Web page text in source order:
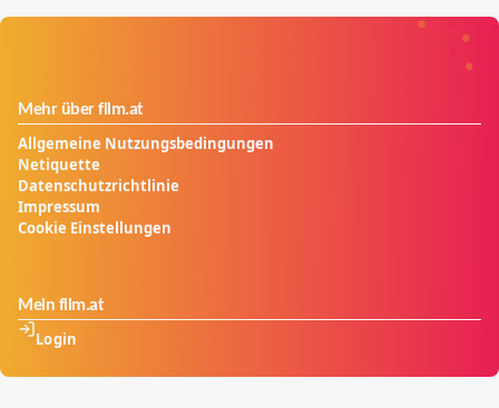
Mehr über film.at
Allgemeine Nutzungsbedingungen
Netiquette
Datenschutzrichtlinie
Impressum
Cookie Einstellungen
Mein film.at
Login